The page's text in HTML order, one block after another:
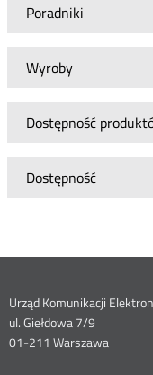
Poradniki
Wyroby
Dostępność
Dostępność
Dane
kontaktowe
Urząd Komunikacji
ul. Giełdowa 7/9
01-211 Warszawa